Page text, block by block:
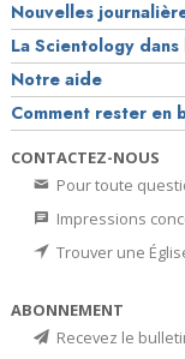
Nouvelles
La Scientology
Notre aide
Comment rester en
CONTACTEZ-NOUS
Pour toute
Impressions
Trouver une
ABONNEMENT
Recevez le